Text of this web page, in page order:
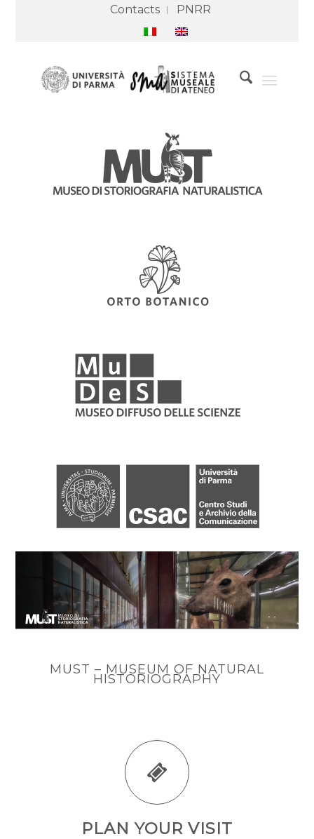
Contacts PNRR
MUST – MUSEUM OF NATURAL
HISTORIOGRAPHY
PLAN YOUR VISIT